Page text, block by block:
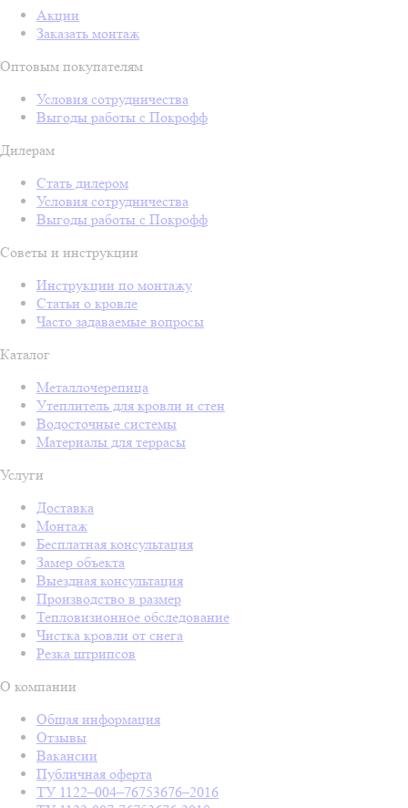
Акции
Заказать монтаж
Оптовым покупателям
Условия сотрудничества
Выгоды работы с Покрофф
Дилерам
Стать дилером
Условия сотрудничества
Выгоды работы с Покрофф
Советы и инструкции
Инструкции по монтажу
Статьи о кровле
Часто задаваемые вопросы
Каталог
Металлочерепица
Утеплитель для кровли и стен
Водосточные системы
Материалы для террасы
Услуги
Доставка
Монтаж
Бесплатная консультация
Замер объекта
Выездная консультация
Производство в размер
Тепловизионное обследование
Чистка кровли от снега
Резка штрипсов
О компании
Общая информация
Отзывы
Вакансии
Публичная оферта
ТУ 1122–004–76753676–2016